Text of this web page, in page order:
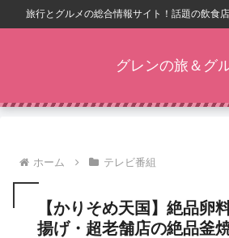
旅行とグルメの総合情報サイト！話題の飲食
グレンの旅＆グ
ホーム テレビ番組
【かりそめ天国】絶品卵
揚げ・超老舗店の絶品釜